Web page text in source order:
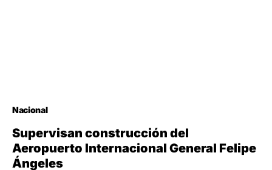
Nacional
Supervisan construcción del
Aeropuerto Internacional General Felipe
Ángeles